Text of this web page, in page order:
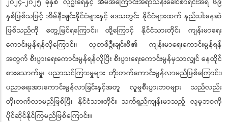
နှစ်ဖြစ်သဖြင့် အိမ်နီးချင်းနိုင်ငံများနှင့် ဒေသတွင်း နိုင်ငံများထက် နည်းပါးနေဆဲ
ဖြစ်သည်ကို တွေ့မြင်ရကြောင်း၊ ထို့ကြောင့် နိုင်ငံသားတိုင်း ကျန်းမာရေး
ကောင်းမွန်ရန်လိုကြောင်း၊ လူတစ်ဦးချင်းစီ၏ ကျန်းမာရေးကောင်းမွန်ရန်
အတွက် စီးပွားရေးကောင်းမွန်ရန်လိုပြီး စီးပွားရေးကောင်းမွန်မှသာလျှင် နေထိုင်
စားသောက်မှု၊ ပညာသင်ကြားမှုများ တိုးတက်ကောင်းမွန်လာမည်ဖြစ်ကြောင်း၊
ပညာရေးအားကောင်းမွန်လာခြင်းနှင့်အတူ လူမှုစီးပွားဘဝများ သည်လည်း
တိုးတက်လာမည်ဖြစ်ပြီး နိုင်ငံသားတိုင်း သက်ရှည်ကျန်းမာသည့် လူမှုဘဝကို
ပိုင်ဆိုင်နိုင်ကြမည်ဖြစ်ကြောင်း။